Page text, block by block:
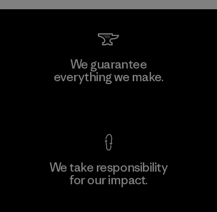
We guarantee
everything we make.
We take responsibility
for our impact.